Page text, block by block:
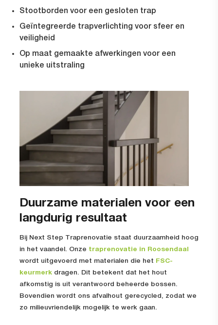
Stootborden voor een gesloten trap
Geïntegreerde trapverlichting voor sfeer en
veiligheid
Op maat gemaakte afwerkingen voor een
unieke uitstraling
Duurzame materialen voor een
langdurig resultaat
Bij Next Step Traprenovatie staat duurzaamheid hoog
in het vaandel. Onze traprenovatie in Roosendaal
wordt uitgevoerd met materialen die het FSC-
keurmerk dragen. Dit betekent dat het hout
afkomstig is uit verantwoord beheerde bossen.
Bovendien wordt ons afvalhout gerecycled, zodat we
zo milieuvriendelijk mogelijk te werk gaan.